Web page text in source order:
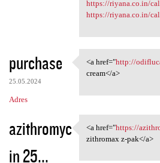
https://riyana.co.in/
https://riyana.co.in/
purchase
25.05.2024
Adres
<a href="http://
<a href="http://
cream</a>
azithromyc
in 25...
<a href="https:/
<a href="https://
zithromax z-pak</a>